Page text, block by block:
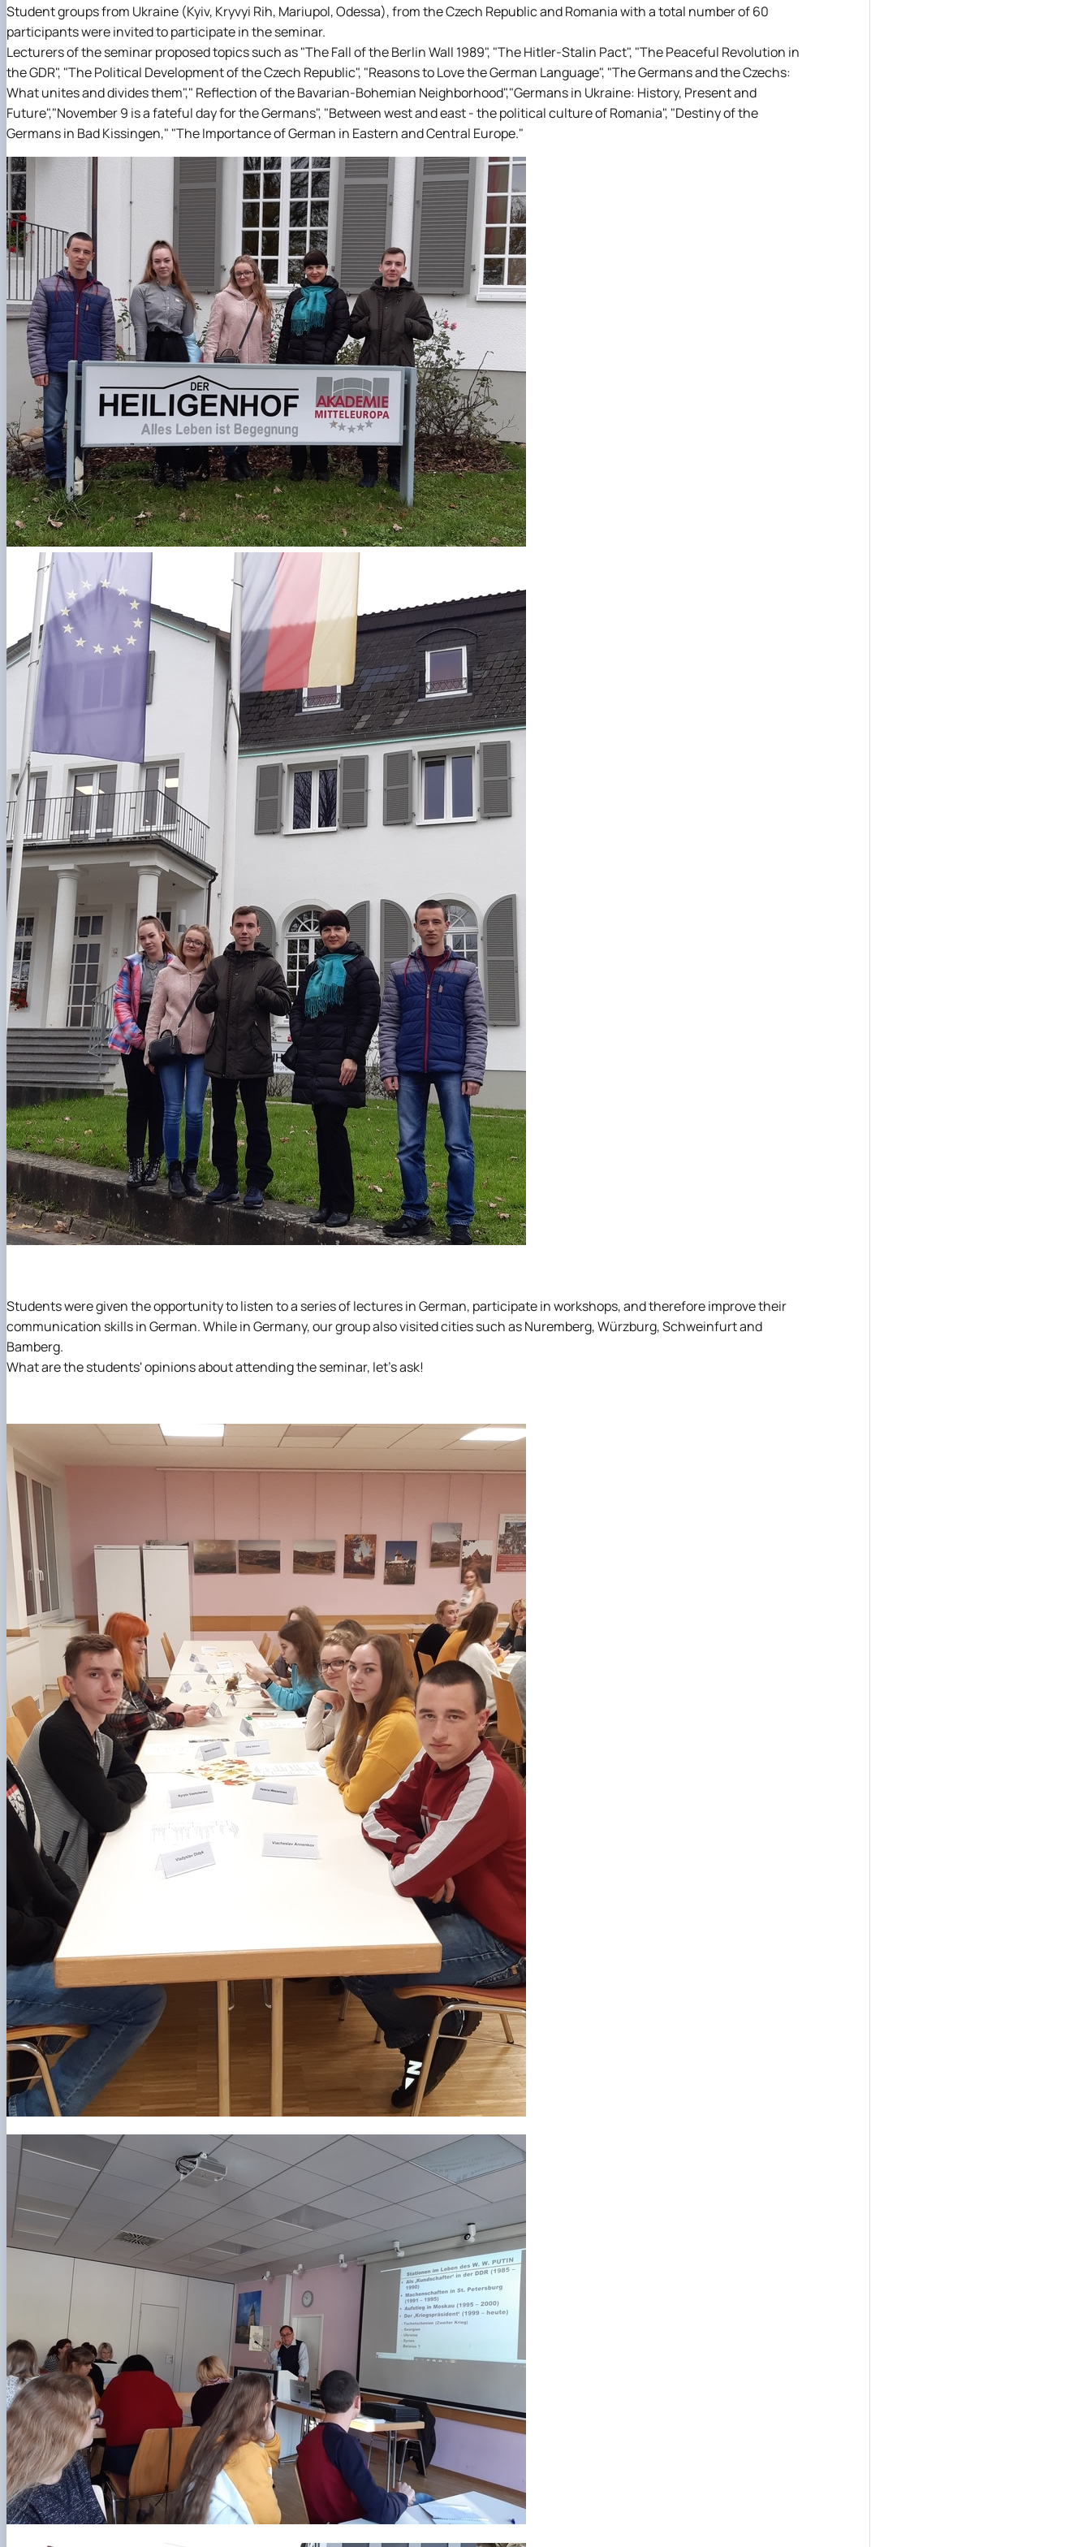
Student groups from Ukraine (Kyiv, Kryvyi Rih, Mariupol, Odessa), from the Czech Republic and Romania with a total number of 60
participants were invited to participate in the seminar.
Lecturers of the seminar proposed topics such as "The Fall of the Berlin Wall 1989", "The Hitler-Stalin Pact", "The Peaceful Revolution in
the GDR", "The Political Development of the Czech Republic", "Reasons to Love the German Language", "The Germans and the Czechs:
What unites and divides them"," Reflection of the Bavarian-Bohemian Neighborhood","Germans in Ukraine: History, Present and
Future","November 9 is a fateful day for the Germans", "Between west and east - the political culture of Romania", "Destiny of the
Germans in Bad Kissingen," "The Importance of German in Eastern and Central Europe."
Students were given the opportunity to listen to a series of lectures in German, participate in workshops, and therefore improve their
communication skills in German. While in Germany, our group also visited cities such as Nuremberg, Würzburg, Schweinfurt and
Bamberg.
What are the students' opinions about attending the seminar, let's ask!